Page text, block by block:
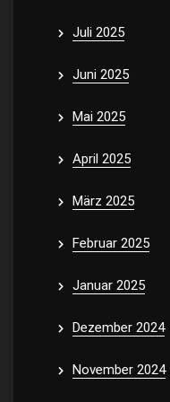
Juli 2025
Juni 2025
Mai 2025
April 2025
März 2025
Februar 2025
Januar 2025
Dezember 2024
November 2024